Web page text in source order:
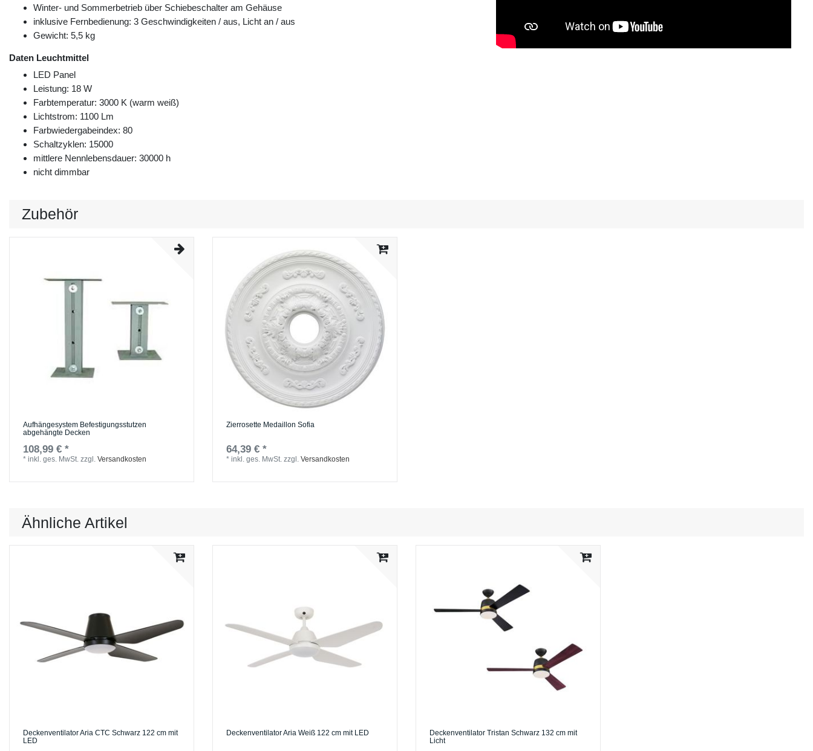
Winter- und Sommerbetrieb über Schiebeschalter am Gehäuse
inklusive Fernbedienung: 3 Geschwindigkeiten / aus, Licht an / aus
Gewicht: 5,5 kg
Daten Leuchtmittel
LED Panel
Leistung: 18 W
Farbtemperatur: 3000 K (warm weiß)
Lichtstrom: 1100 Lm
Farbwiedergabeindex: 80
Schaltzyklen: 15000
mittlere Nennlebensdauer: 30000 h
nicht dimmbar
Zubehör
Aufhängesystem Befestigungsstutzen
abgehängte Decken
108,99 € *
*inkl. ges. MwSt. zzgl.Versandkosten
Zierrosette Medaillon Sofia
64,39 € *
*inkl. ges. MwSt. zzgl.Versandkosten
Ähnliche Artikel
Deckenventilator Aria CTC Schwarz 122 cm mit
LED
Deckenventilator Aria Weiß 122 cm mit LED
Deckenventilator Tristan Schwarz 132 cm mit
Licht